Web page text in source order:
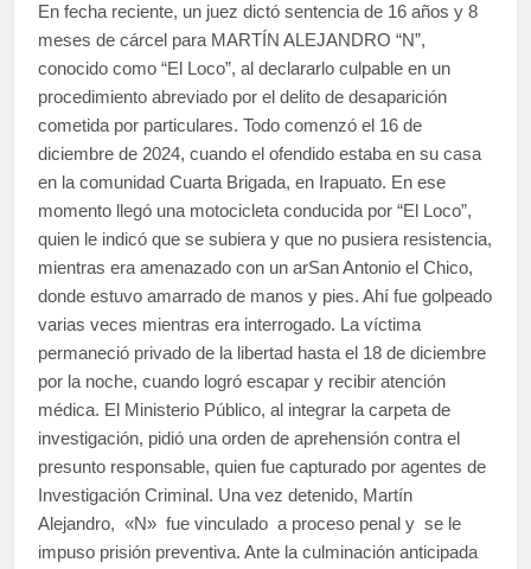
En fecha reciente, un juez dictó sentencia de 16 años y 8
meses de cárcel para MARTÍN ALEJANDRO “N”,
conocido como “El Loco”, al declararlo culpable en un
procedimiento abreviado por el delito de desaparición
cometida por particulares. Todo comenzó el 16 de
diciembre de 2024, cuando el ofendido estaba en su casa
en la comunidad Cuarta Brigada, en Irapuato. En ese
momento llegó una motocicleta conducida por “El Loco”,
quien le indicó que se subiera y que no pusiera resistencia,
mientras era amenazado con un arSan Antonio el Chico,
donde estuvo amarrado de manos y pies. Ahí fue golpeado
varias veces mientras era interrogado. La víctima
permaneció privado de la libertad hasta el 18 de diciembre
por la noche, cuando logró escapar y recibir atención
médica. El Ministerio Público, al integrar la carpeta de
investigación, pidió una orden de aprehensión contra el
presunto responsable, quien fue capturado por agentes de
Investigación Criminal. Una vez detenido, Martín
Alejandro, «N» fue vinculado a proceso penal y se le
impuso prisión preventiva. Ante la culminación anticipada